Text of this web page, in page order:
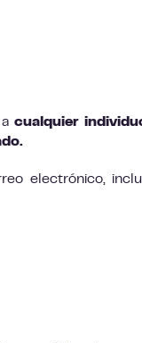
cualquier
electrónico,